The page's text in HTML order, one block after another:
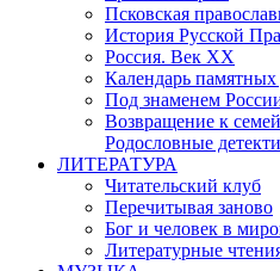
Псковская
История Русской
Россия. Век ХХ
Календарь памятных
Под знаменем
Возвращение к
Родословные
ЛИТЕРАТУРА
Читательский клуб
Перечитывая заново
Бог и человек в
Литературные